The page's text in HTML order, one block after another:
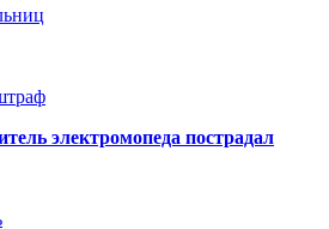
электромопеда пострадал